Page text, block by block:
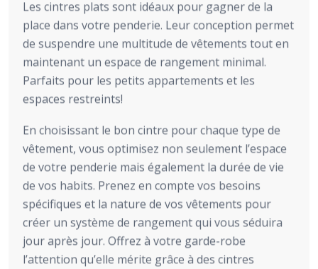
Les cintres plats sont idéaux pour gagner de la
place dans votre penderie. Leur conception permet
de suspendre une multitude de vêtements tout en
maintenant un espace de rangement minimal.
Parfaits pour les petits appartements et les
espaces restreints!
En choisissant le bon cintre pour chaque type de
vêtement, vous optimisez non seulement l’espace
de votre penderie mais également la durée de vie
de vos habits. Prenez en compte vos besoins
spécifiques et la nature de vos vêtements pour
créer un système de rangement qui vous séduira
jour après jour. Offrez à votre garde-robe
l’attention qu’elle mérite grâce à des cintres